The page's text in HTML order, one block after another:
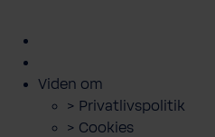
600
Bestil
Bestil
Book
Lej
Downloads
guides
Viden om
> Privatlivspolitik
> Cookies